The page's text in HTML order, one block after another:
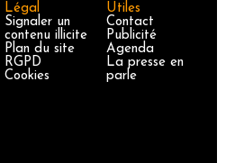
Légal
Signaler un
contenu illicite
Plan du site
RGPD
Cookies
Utiles
Contact
Publicité
Agenda
La presse en
parle